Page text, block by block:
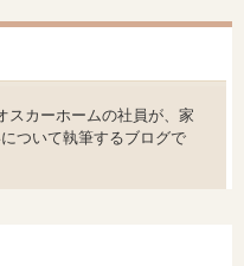
スカーホームの社員が、家
ついて執筆するブログで